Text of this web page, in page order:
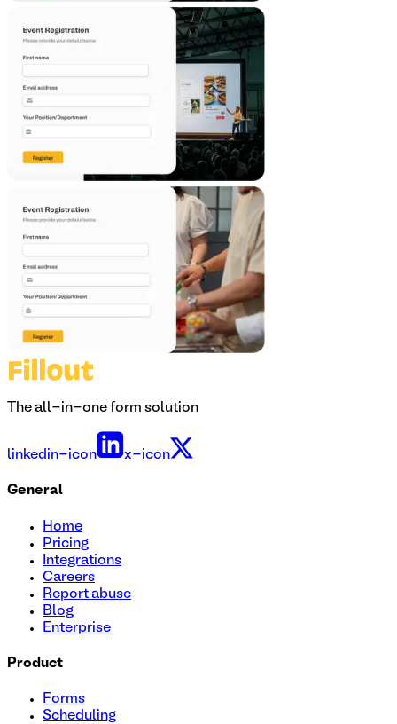
The all-in-one form solution
linkedin-icon x-icon
General
Home
Pricing
Integrations
Careers
Report abuse
Blog
Enterprise
Product
Forms
Scheduling